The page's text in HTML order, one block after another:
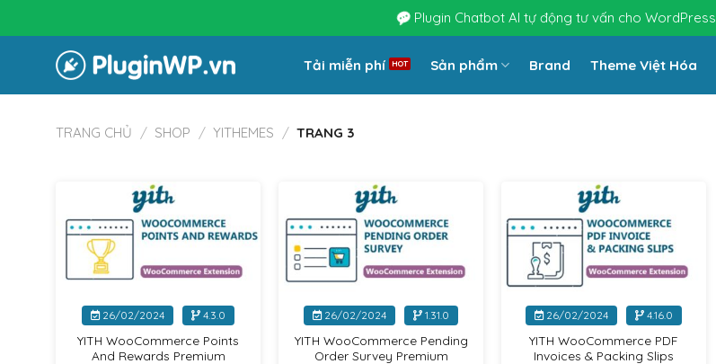
Plugin Chatbot AI tự động tư vấn cho WordPress
Tải miễn phí Sản phẩm Brand Theme Việt Hóa
TRANG CHỦ / SHOP / YITHEMES / TRANG 3
+
26/02/2024 4.3.0
YITH WooCommerce Points
And Rewards Premium
+
26/02/2024 1.31.0
YITH WooCommerce Pending
Order Survey Premium
+
26/02/2024 4.16.0
YITH WooCommerce PDF
Invoices & Packing Slips